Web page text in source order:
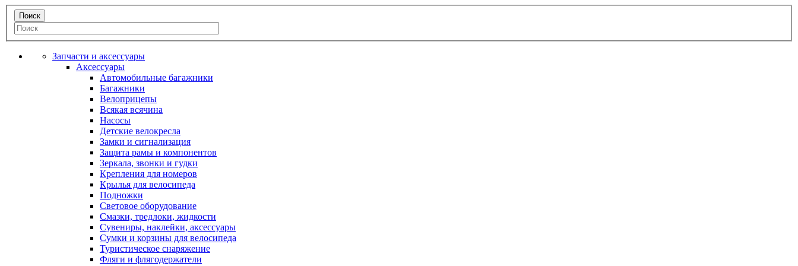
Запчасти и аксессуары
Аксессуары
Автомобильные багажники
Багажники
Велоприцепы
Всякая всячина
Насосы
Детские велокресла
Замки и сигнализация
Защита рамы и компонентов
Зеркала, звонки и гудки
Крепления для номеров
Крылья для велосипеда
Подножки
Световое оборудование
Смазки, тредлоки, жидкости
Сувениры, наклейки, аксессуары
Сумки и корзины для велосипеда
Туристическое снаряжение
Фляги и флягодержатели